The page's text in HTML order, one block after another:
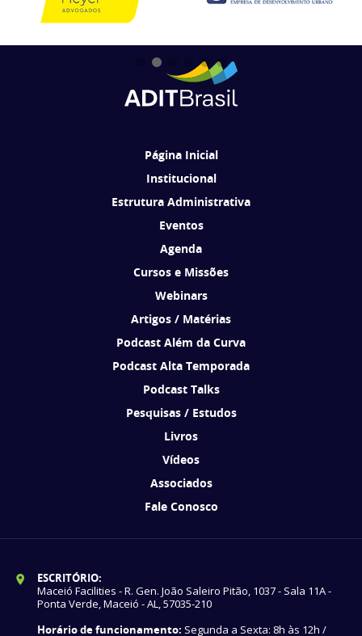
Página Inicial
Institucional
Estrutura Administrativa
Eventos
Agenda
Cursos e Missões
Webinars
Artigos / Matérias
Podcast Além da Curva
Podcast Alta Temporada
Podcast Talks
Pesquisas / Estudos
Livros
Vídeos
Associados
Fale Conosco
ESCRITÓRIO:
Maceió Facilities - R. Gen. João Saleiro Pitão, 1037 - Sala 11A -
Ponta Verde, Maceió - AL, 57035-210
Horário de funcionamento: Segunda a Sexta: 8h às 12h /